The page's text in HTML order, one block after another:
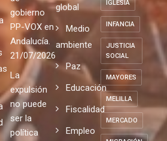
gobierno
PP-VOX en
Andalucía.
21/07/2026
La
expulsión
no puede
ser la
política
global
Medio
ambiente
Paz
Educación
Fiscalidad
Empleo
IGLESIA
INFANCIA
JUSTICIA
SOCIAL
MAYORES
MELILLA
MERCADO